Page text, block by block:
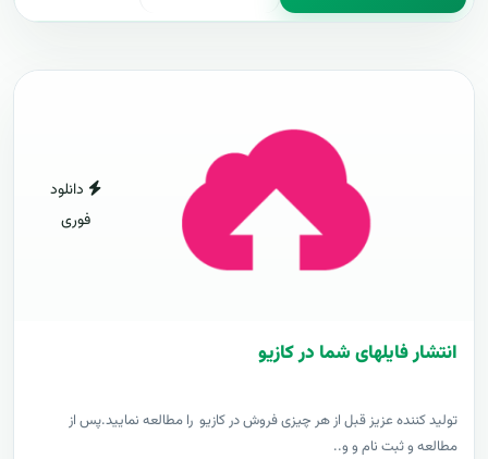
دانلود
فوری
انتشار فایلهای شما در کازیو
توليد کننده عزيز قبل از هر چیزی فروش در کازیو را مطالعه نمایید.پس از
مطالعه و ثبت نام و و..